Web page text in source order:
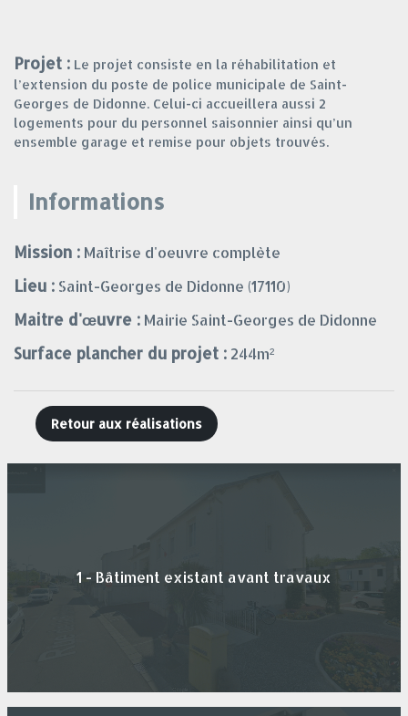
Projet : Le projet consiste en la réhabilitation et
l’extension du poste de police municipale de Saint-
Georges de Didonne. Celui-ci accueillera aussi 2
logements pour du personnel saisonnier ainsi qu’un
ensemble garage et remise pour objets trouvés.
Informations
Mission : Maîtrise d'oeuvre complète
Lieu : Saint-Georges de Didonne (17110)
Maitre d'œuvre : Mairie Saint-Georges de Didonne
Surface plancher du projet : 244m²
Retour aux réalisations
1 - Bâtiment existant avant travaux